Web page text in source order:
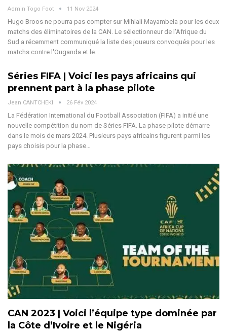
Admin Togo Foot 11 Nov 2024
Hugo Broos ne pourra pas compter sur Mihlali Mayambela pour les deux
matchs des éliminatoires de la CAN. Le sélectionneur de l'Afrique du
Sud a récemment communiqué la liste des joueurs convoqués pour les
matchs contre l'Ouganda et le
Séries FIFA | Voici les pays africains qui
prennent part à la phase pilote
Jean CANTCHEKI 26 Fév 2024
La Fédération International du Football Association (FIFA) a initié une
nouvelle compétition du nom de Séries FIFA. La phase pilote démarre
dans le mois de mars 2024. Plusieurs pays africains figurent parmi les
pays choisis pour la phase…
CAN 2023 | Voici l’équipe type dominée par
la Côte d’Ivoire et le Nigéria